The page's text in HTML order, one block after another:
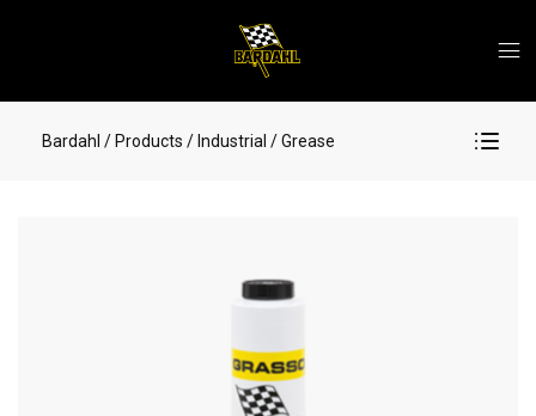
Bardahl / Products / Industrial / Grease